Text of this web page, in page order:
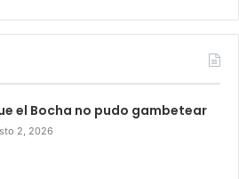
el Bocha no pudo gambetear
2, 2026